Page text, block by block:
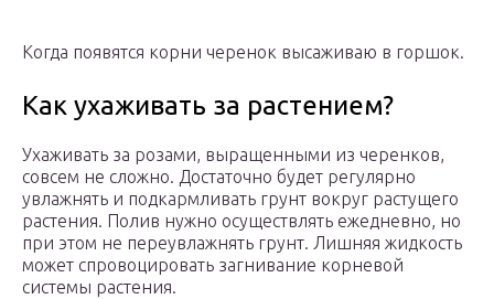
Когда появятся корни черенок высаживаю в горшок.
Как ухаживать за растением?
Ухаживать за розами, выращенными из черенков,
совсем не сложно. Достаточно будет регулярно
увлажнять и подкармливать грунт вокруг растущего
растения. Полив нужно осуществлять ежедневно, но
при этом не переувлажнять грунт. Лишняя жидкость
может спровоцировать загнивание корневой
системы растения.